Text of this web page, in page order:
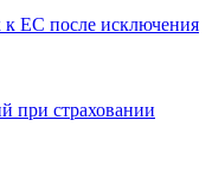
к ЕС после исключения
при страховании